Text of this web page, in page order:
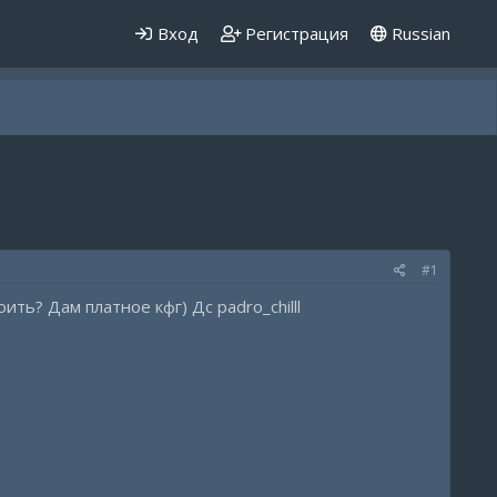
Вход Регистрация Russian
#1
Дам платное кфг) Дс padro_chilll